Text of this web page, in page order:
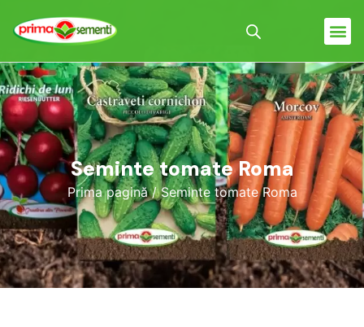
Seminte tomate Roma
Prima pagină/ Seminte tomate Roma